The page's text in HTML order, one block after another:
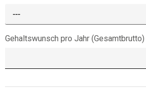
---
Gehaltswunsch pro Jahr (Gesamtbrutto)